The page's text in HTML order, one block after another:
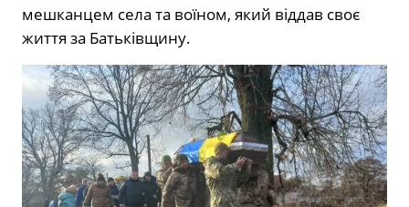
мешканцем села та воїном, який віддав своє
життя за Батьківщину.